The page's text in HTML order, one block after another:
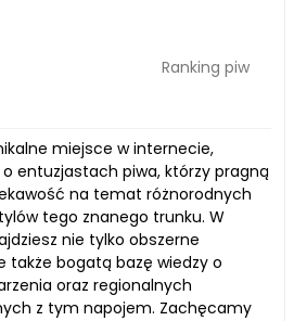
Ranking piw
miejsce w internecie,
entuzjastach piwa, którzy pragną
na temat różnorodnych
tego znanego trunku. W
nie tylko obszerne
także bogatą bazę wiedzy o
oraz regionalnych
z tym napojem. Zachęcamy